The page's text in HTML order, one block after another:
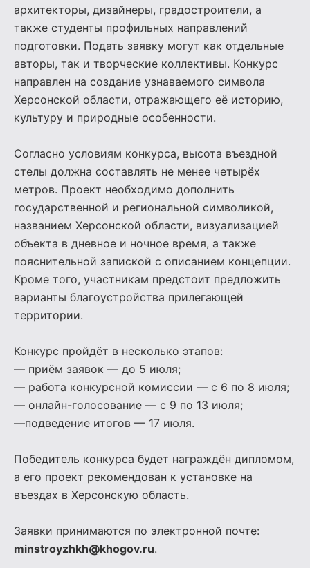
архитекторы, дизайнеры, градостроители, а
также студенты профильных направлений
подготовки. Подать заявку могут как отдельные
авторы, так и творческие коллективы. Конкурс
направлен на создание узнаваемого символа
Херсонской области, отражающего её историю,
культуру и природные особенности.
Согласно условиям конкурса, высота въездной
стелы должна составлять не менее четырёх
метров. Проект необходимо дополнить
государственной и региональной символикой,
названием Херсонской области, визуализацией
объекта в дневное и ночное время, а также
пояснительной запиской с описанием концепции.
Кроме того, участникам предстоит предложить
варианты благоустройства прилегающей
территории.
Конкурс пройдёт в несколько этапов:
— приём заявок — до 5 июля;
— работа конкурсной комиссии — с 6 по 8 июля;
— онлайн-голосование — с 9 по 13 июля;
—подведение итогов — 17 июля.
Победитель конкурса будет награждён дипломом,
а его проект рекомендован к установке на
въездах в Херсонскую область.
Заявки принимаются по электронной почте:
minstroyzhkh@khogov.ru.